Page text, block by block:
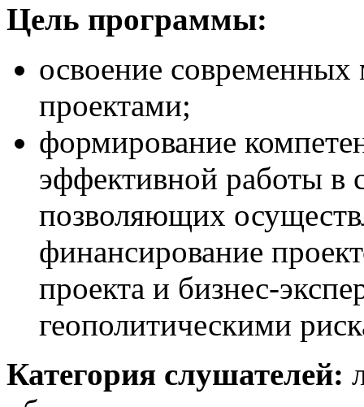
Цель программы:
освоение современных
проектами;
формирование
эффективной работы в
позволяющих
финансирование
проекта и бизнес-
геополитическими
Категория слушателей: